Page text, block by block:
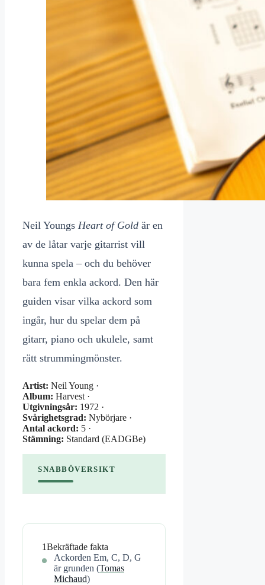
Neil Youngs Heart of Gold är en
av de låtar varje gitarrist vill
kunna spela – och du behöver
bara fem enkla ackord. Den här
guiden visar vilka ackord som
ingår, hur du spelar dem på
gitarr, piano och ukulele, samt
rätt strummingmönster.
Artist: Neil Young ·
Album: Harvest ·
Utgivningsår: 1972 ·
Svårighetsgrad: Nybörjare ·
Antal ackord: 5 ·
Stämning: Standard (EADGBe)
SNABBÖVERSIKT
1Bekräftade fakta
Ackorden Em, C, D, G
är grunden (Tomas
Michaud)